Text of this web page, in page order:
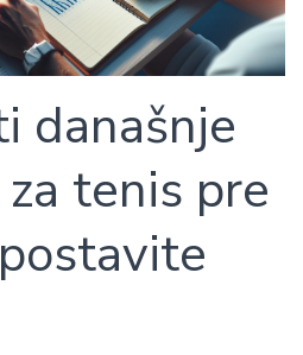
današnje
tenis pre